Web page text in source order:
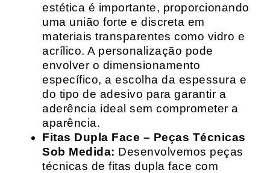
estética é importante, proporcionando
uma união forte e discreta em
materiais transparentes como vidro e
acrílico. A personalização pode
envolver o dimensionamento
específico, a escolha da espessura e
do tipo de adesivo para garantir a
aderência ideal sem comprometer a
aparência.
Fitas Dupla Face – Peças Técnicas
Sob Medida: Desenvolvemos peças
técnicas de fitas dupla face com